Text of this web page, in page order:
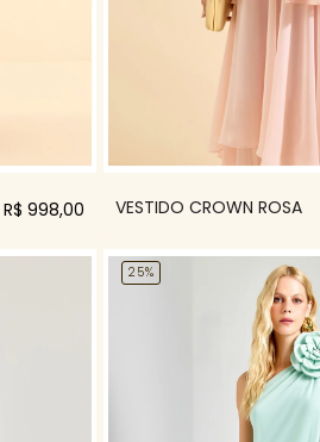
R$ 998,00 VESTIDO CROWN ROSA
25%